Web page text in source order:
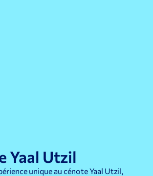
Yaal Utzil
unique au cénote Yaal Utzil,